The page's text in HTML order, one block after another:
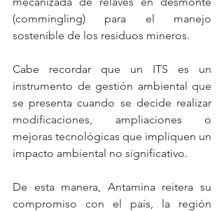
(commingling) para el manejo
sostenible de los residuos mineros.
Cabe recordar que un ITS es un
instrumento de gestión ambiental que
se presenta cuando se decide realizar
modificaciones, ampliaciones o
mejoras tecnológicas que impliquen un
impacto ambiental no significativo.
De esta manera, Antamina reitera su
compromiso con el país, la región